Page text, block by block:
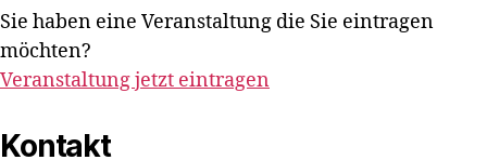
Sie haben eine Veranstaltung die Sie eintragen
möchten?
Veranstaltung jetzt eintragen
Kontakt